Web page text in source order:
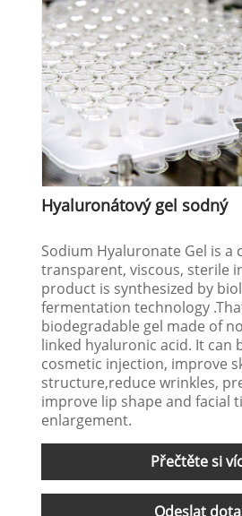
Hyaluronátový gel sodný
Sodium Hyaluronate Gel is a
transparent, viscous, sterile
product is synthesized by
fermentation technology
biodegradable gel made of
linked hyaluronic acid. It can
cosmetic injection, improve
structure,reduce wrinkles,
improve lip shape and facial
enlargement.
Přečtěte si
Odeslat